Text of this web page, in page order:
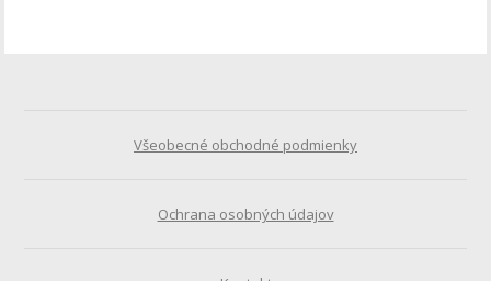
Všeobecné obchodné podmienky
Ochrana osobných údajov